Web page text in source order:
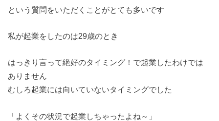
という質問をいただくことがとても多いです
私が起業をしたのは29歳のとき
はっきり言って絶好のタイミング！で起業したわけでは
ありません
むしろ起業には向いていないタイミングでした
「よくその状況で起業しちゃったよね～」